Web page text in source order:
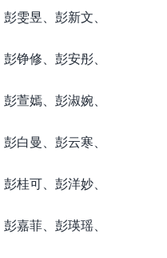
雯昱、彭新文、
铮修、彭安彤、
萱嫣、彭淑婉、
白曼、彭云寒、
桂可、彭洋妙、
嘉菲、彭瑛瑶、